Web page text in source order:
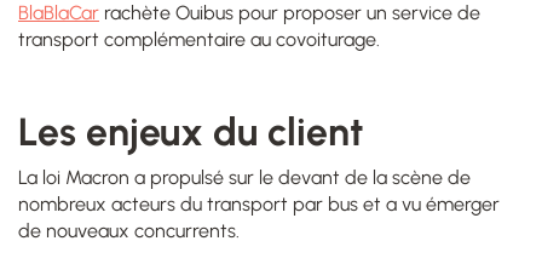
BlaBlaCar rachète Ouibus pour proposer un service de
transport complémentaire au covoiturage.
Les enjeux du client
La loi Macron a propulsé sur le devant de la scène de
nombreux acteurs du transport par bus et a vu émerger
de nouveaux concurrents.